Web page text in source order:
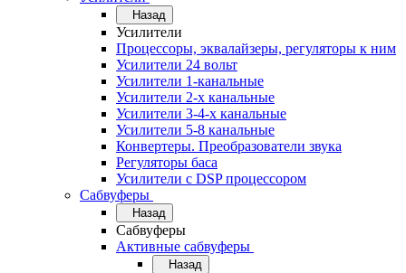
Назад
Усилители
Процессоры, эквалайзеры, регуляторы к ним
Усилители 24 вольт
Усилители 1-канальные
Усилители 2-х канальные
Усилители 3-4-х канальные
Усилители 5-8 канальные
Конвертеры. Преобразователи звука
Регуляторы баса
Усилители с DSP процессором
Сабвуферы
Назад
Сабвуферы
Активные сабвуферы
Назад